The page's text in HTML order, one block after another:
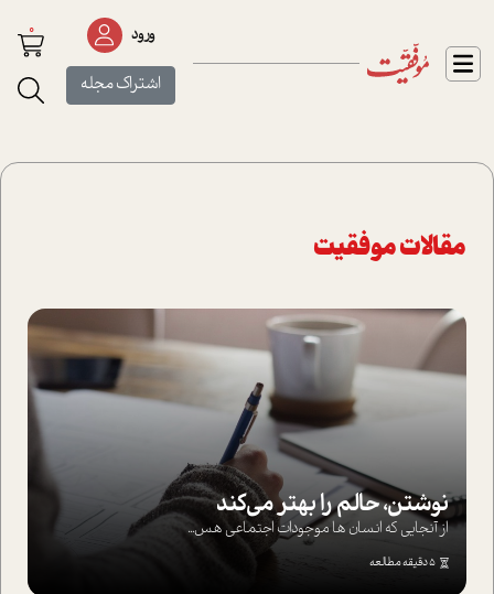
ورود
اشتراک مجله
0
مقالات موفقیت
نوشتن، حالم را بهتر می‌کند
از آنجایی که انسان ها موجودات اجتماعی هس...
5 دقیقه مطالعه